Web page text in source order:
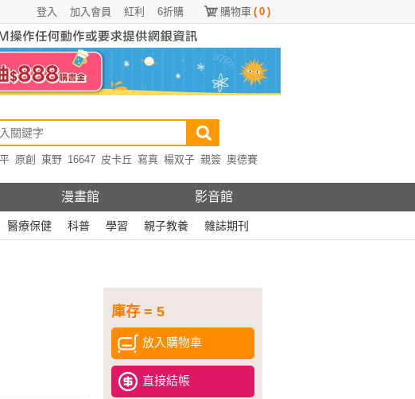
購物車 ( 0 )
6折購
紅利
加入會員
登入
原創 東野 16647 皮卡丘 寫真 楊双子 親簽 奧德賽
漫畫館 影音館
醫療保健 科普 學習 親子教養 雜誌期刊
庫存 = 5
放入購物車
直接結帳